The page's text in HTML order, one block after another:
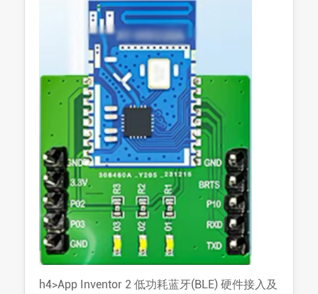
h4>App Inventor 2 低功耗蓝牙(BLE) 硬件接入及